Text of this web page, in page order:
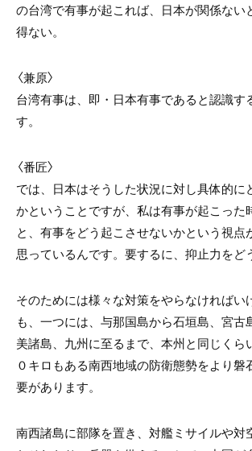
の台湾で有事が起これば、日本が関係ない
得ない。
〈兼原〉
台湾有事は、即・日本有事であると認識す
す。
〈番匠〉
では、日本はそうした状況に対し具体的に
かということですが、私は有事が起こった
と、有事をどう起こさせないかという視点
思っているんです。要するに、抑止力をど
そのためには様々な対策をやらなければい
も、一つには、与那国島から石垣島、宮古
美諸島、九州に至るまで、本州と同じくら
０キロもある南西地域の防衛態勢をより磐
要があります。
南西諸島に部隊を置き、対艦ミサイルや対